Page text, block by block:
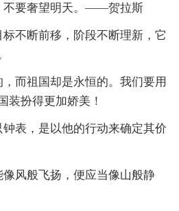
不要奢望明天。——贺拉斯
不断前移，阶段不断理新，它
而祖国却是永恒的。我们要用
装扮得更加娇美！
表，是以他的行动来确定其价
风般飞扬，便应当像山般静